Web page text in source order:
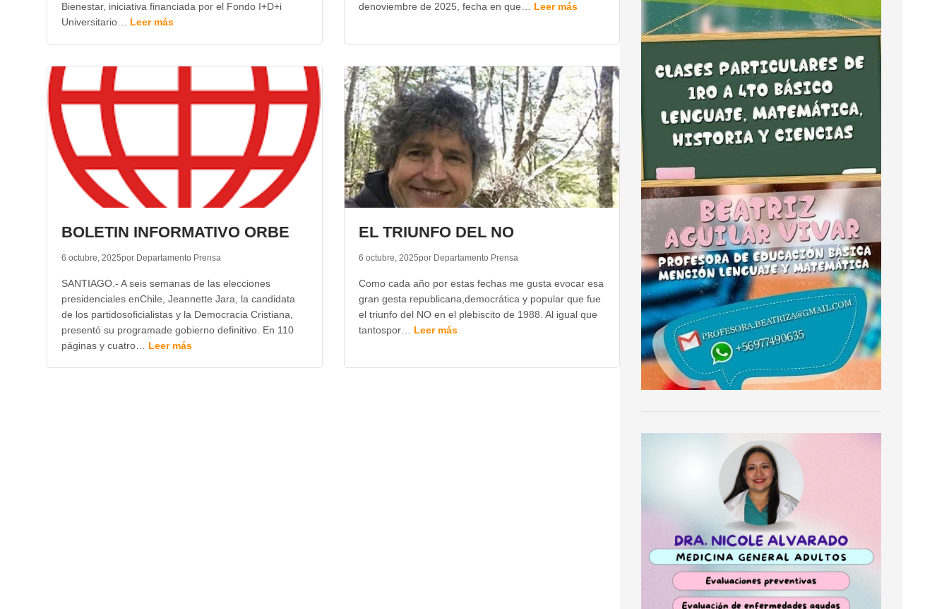
Bienestar, iniciativa financiada por el Fondo I+D+i
Universitario… Leer más
denoviembre de 2025, fecha en que… Leer más
BOLETIN INFORMATIVO ORBE
6 octubre, 2025por Departamento Prensa
SANTIAGO.- A seis semanas de las elecciones
presidenciales enChile, Jeannette Jara, la candidata
de los partidosoficialistas y la Democracia Cristiana,
presentó su programade gobierno definitivo. En 110
páginas y cuatro… Leer más
EL TRIUNFO DEL NO
6 octubre, 2025por Departamento Prensa
Como cada año por estas fechas me gusta evocar esa
gran gesta republicana,democrática y popular que fue
el triunfo del NO en el plebiscito de 1988. Al igual que
tantospor… Leer más